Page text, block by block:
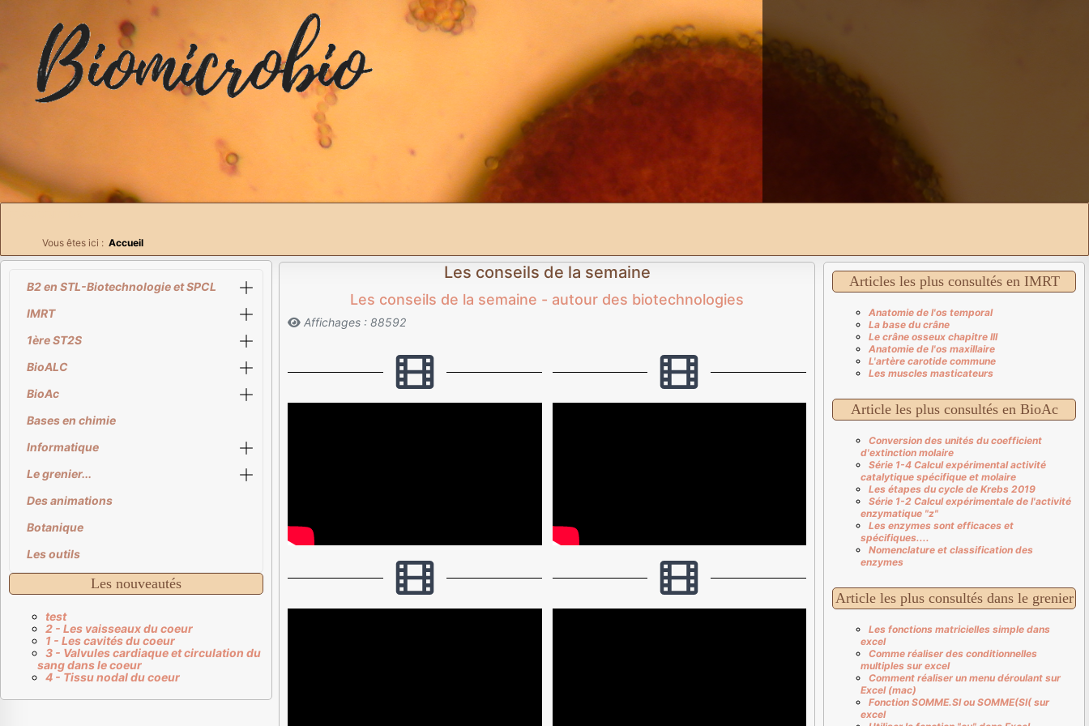
Vous êtes ici : Accueil
B2 en STL-Biotechnologie et SPCL
IMRT
1ère ST2S
BioALC
BioAc
Bases en chimie
Informatique
Le grenier...
Des animations
Botanique
Les outils
Les nouveautés
test
2 - Les vaisseaux du coeur
1 - Les cavités du coeur
3 - Valvules cardiaque et circulation du
sang dans le coeur
4 - Tissu nodal du coeur
Les conseils de la semaine
Les conseils de la semaine - autour des biotechnologies
Affichages : 88592
Articles les plus consultés en IMRT
Anatomie de l'os temporal
La base du crâne
Le crâne osseux chapitre III
Anatomie de l'os maxillaire
L'artère carotide commune
Les muscles masticateurs
Article les plus consultés en BioAc
Conversion des unités du coefficient
d'extinction molaire
Série 1-4 Calcul expérimental activité
catalytique spécifique et molaire
Les étapes du cycle de Krebs 2019
Série 1-2 Calcul expérimentale de l'activité
enzymatique "z"
Les enzymes sont efficaces et
spécifiques....
Nomenclature et classification des
enzymes
Article les plus consultés dans le grenier
Les fonctions matricielles simple dans
excel
Comme réaliser des conditionnelles
multiples sur excel
Comment réaliser un menu déroulant sur
Excel (mac)
Fonction SOMME.SI ou SOMME(SI( sur
excel